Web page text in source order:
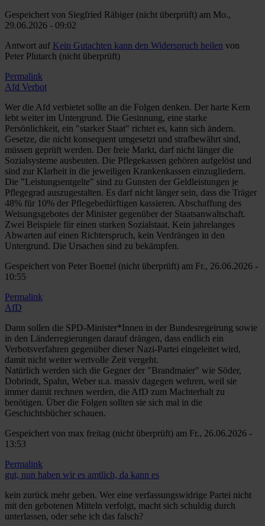
Gespeichert von Siegfried Räbiger (nicht überprüft) am Mo.,
29.06.2026 - 09:02
Antwort auf Kein Gutachten kann den Widerspruch heilen von
Peter Plutarch (nicht überprüft)
Permalink
Afd Verbot
Wer die Afd verbietet sollte an die Folgen denken. Der harte Kern
lebt weiter im Untergrund. Die Gesinnung, eine starke
Persönlichkeit, ein "starker Staat" richtet es, kann sich ändern.
Gesetze, die nicht konsequent umgesetzt und strafbewährt sind,
müssen geprüft werden. Der freie Markt, darf nicht länger die
Sozialsysteme ausbeuten. Die Pflegekassen gehören aufgelöst und
sind zur Klarheit in die jeweiligen Krankenkassen einzugliedern.
Die "Leistungsentgelte" sind zu Gunsten der Geldleistungen je
Pflegegrad auszugestalten. Es darf nicht länger sein, dass die Träger
48% für 10% der Pflegebedürftigen kassieren. Abschaffung des
Weisungsgebotes der Minister gegenüber der Staatsanwaltschaft.
Zwei Beispiele für einen starken Sozialstaat. Kein jahrelanges
Abwarten auf einen Richterspruch, kein Verdrängen in den
Untergrund. Die Ursachen sind zu bekämpfen.
Gespeichert von Peter Boettel (nicht überprüft) am Fr., 26.06.2026 -
10:55
Permalink
AfD
Dann sollen die SPD-Minister*Innen in der Bundesregeirung sowie
in den Länderregierungen darauf drängen, dass endlich ein
Verbotsverfahren gegenüber dieser Nazi-Partei eingeleitet wird,
damit nicht weiter wertvolle Zeit vergeht.
Natürlich werden sich die Gegner der "Brandmaier" wie Söder,
Dobrindt, Spahn, Weber u.a. massiv dagegen wehren, weil sie
immer damit rechnen werden, die AfD zum Machterhalt zu
benötigen. Über die Folgen sollten sie sich mal in die
Geschichtsbücher schauen.
Gespeichert von max freitag (nicht überprüft) am Fr., 26.06.2026 -
13:53
Permalink
gut, nun haben wir es amtlich, da kann es
kein zurück mehr geben. Wer eine verfassungswidrige Partei nicht
mit den gebotenen Mitteln verfolgt, macht sich schuldig durch
unterlassen, oder sehe ich das falsch?